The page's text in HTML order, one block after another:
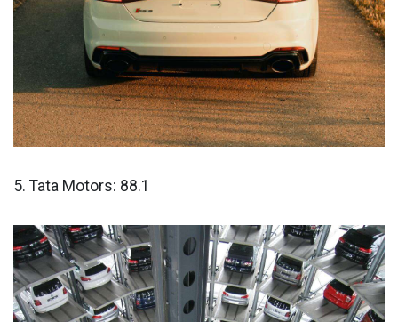
5. Tata Motors: 88.1